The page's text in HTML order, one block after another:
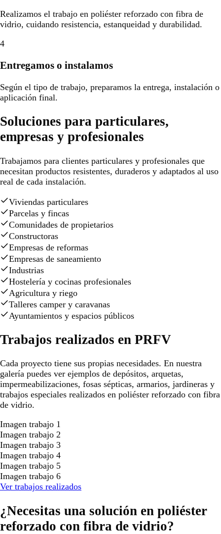
Realizamos el trabajo en poliéster reforzado con fibra de
vidrio, cuidando resistencia, estanqueidad y durabilidad.
4
Entregamos o instalamos
Según el tipo de trabajo, preparamos la entrega, instalación o
aplicación final.
Soluciones para particulares,
empresas y profesionales
Trabajamos para clientes particulares y profesionales que
necesitan productos resistentes, duraderos y adaptados al uso
real de cada instalación.
Viviendas particulares
Parcelas y fincas
Comunidades de propietarios
Constructoras
Empresas de reformas
Empresas de saneamiento
Industrias
Hostelería y cocinas profesionales
Agricultura y riego
Talleres camper y caravanas
Ayuntamientos y espacios públicos
Trabajos realizados en PRFV
Cada proyecto tiene sus propias necesidades. En nuestra
galería puedes ver ejemplos de depósitos, arquetas,
impermeabilizaciones, fosas sépticas, armarios, jardineras y
trabajos especiales realizados en poliéster reforzado con fibra
de vidrio.
Imagen trabajo 1
Imagen trabajo 2
Imagen trabajo 3
Imagen trabajo 4
Imagen trabajo 5
Imagen trabajo 6
Ver trabajos realizados
¿Necesitas una solución en poliéster
reforzado con fibra de vidrio?